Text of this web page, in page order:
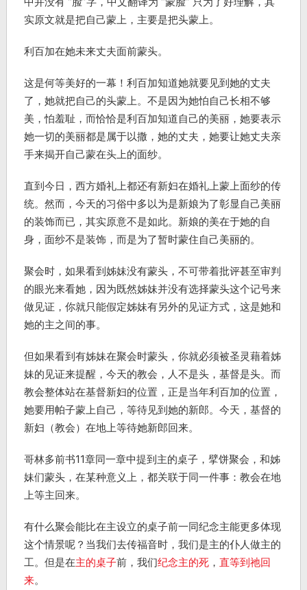
实原文就是把自己蒙上，主要是把头蒙上。
利百加在她未来丈夫面前蒙头。
这是何等美好的一幕！利百加知道她就要见到她的丈夫
了，她就把自己的头蒙上。不是因为她怕自己长相不够
美，怕羞耻，而恰恰是利百加知道自己的美丽，她要表示
她一切的美丽都是属于以撒，她的丈夫，她要让她丈夫亲
手来揭开自己蒙在头上的面纱。
直到今日，西方婚礼上都还有新妇在婚礼上蒙上面纱的传
统。然而，今天的习俗中多以为是新娘为了彰显自己美丽
的装饰而已，其实原意不是如此。新娘的美在于她的自
身，面纱不是装饰，而是为了暂时蒙住自己美丽的。
聚会时，如果看到姊妹没有蒙头，不可带着批评甚至审判
的眼光来看她，因为既然姊妹并没有选择蒙头这个记号来
做见证，你就只能假定姊妹有另外的见证方式，这是她和
她的主之间的事。
但如果看到有姊妹在聚会时蒙头，你就必须被圣灵藉着姊
妹的见证来提醒，今天的教会，人不是头，基督是头。而
教会整体站在基督新妇的位置，正是当年利百加的位置，
她要用帕子蒙上自己，等待见到她的新郎。今天，基督的
新妇（教会）在地上等待她新郎回来。
哥林多前书11章同一章中提到主的桌子，擘饼聚会，和姊
妹们蒙头，在某种意义上，都关联于同一件事：教会在地
上等主回来。
有什么聚会能比在主设立的桌子前一同纪念主能更多体现
这个情景呢？当我们去传福音时，我们是主的仆人做主的
工。但是在主的桌子前，我们纪念主的死， 直等到祂回
来。